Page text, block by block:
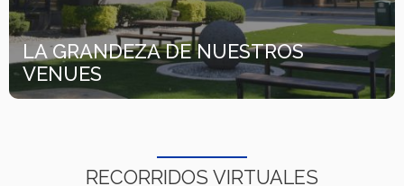
LA GRANDEZA DE NUESTROS
VENUES
RECORRIDOS VIRTUALES